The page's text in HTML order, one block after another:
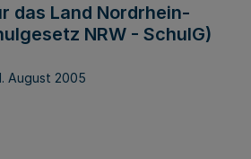
das Land Nordrhein-
NRW - SchulG)
August 2005